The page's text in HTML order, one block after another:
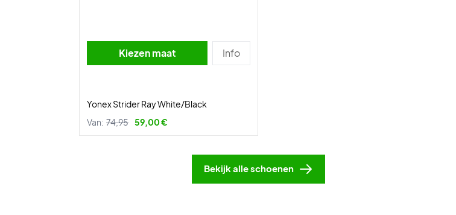
Kiezen maat Info
Yonex Strider Ray White/Black
Van: 74,95 59,00 €
Bekijk alle schoenen